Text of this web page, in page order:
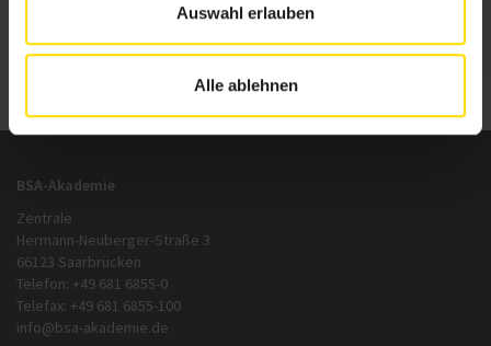
Auswahl erlauben
Alle ablehnen
Zurück zur Übersicht
BSA-Akademie
Zentrale
Hermann-Neuberger-Straße 3
66123 Saarbrücken
Telefon: +49 681 6855-0
Telefax: +49 681 6855-100
info@bsa-akademie.de